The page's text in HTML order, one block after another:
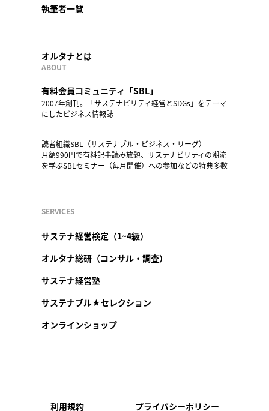
執筆者一覧
オルタナとは
ABOUT
有料会員コミュニティ「SBL」
2007年創刊。「サステナビリティ経営とSDGs」をテーマ
にしたビジネス情報誌
読者組織SBL（サステナブル・ビジネス・リーグ）
月額990円で有料記事読み放題、サステナビリティの潮流
を学ぶSBLセミナー（毎月開催）への参加などの特典多数
SERVICES
サステナ経営検定（1~4級）
オルタナ総研（コンサル・調査）
サステナ経営塾
サステナブル★セレクション
オンラインショップ
利用規約 プライバシーポリシー